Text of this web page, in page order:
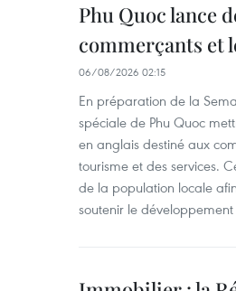
Phu Quoc lance
commerçants et
06/08/2026 02:15
En préparation de la
spéciale de Phu Quoc
en anglais destiné aux
tourisme et des services.
de la population locale
soutenir le